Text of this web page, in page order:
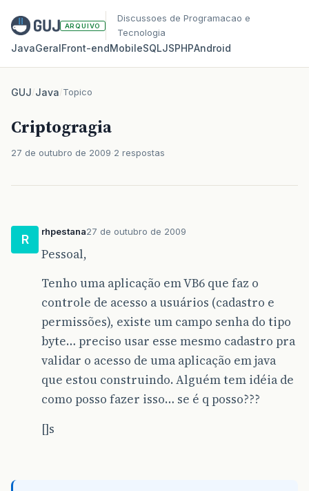
ARQUIVO
Discussoes de Programacao e
Tecnologia
JavaGeralFront‑endMobileSQLJSPHPAndroid
GUJ/Java/Topico
Criptogragia
27 de outubro de 2009 2 respostas
R
rhpestana27 de outubro de 2009
Pessoal,
Tenho uma aplicação em VB6 que faz o
controle de acesso a usuários (cadastro e
permissões), existe um campo senha do tipo
byte… preciso usar esse mesmo cadastro pra
validar o acesso de uma aplicação em java
que estou construindo. Alguém tem idéia de
como posso fazer isso… se é q posso???
[]s